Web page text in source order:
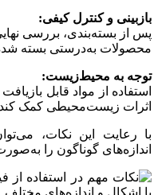
بازبینی و کنترل کیفی:
پس از بسته‌بندی، بررسی
محصولات به‌درستی بسته
توجه به محیط‌زیست:
استفاده از مواد قابل
اثرات زیست‌محیطی کمک
با رعایت این نکات،
اندازه‌های گوناگون را